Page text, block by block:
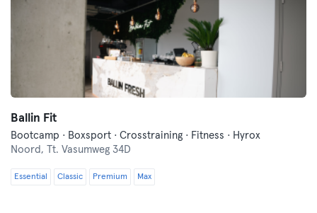
Ballin Fit
Bootcamp · Boxsport · Crosstraining · Fitness · Hyrox
Noord,
Tt. Vasumweg 34D
Essential Classic Premium Max